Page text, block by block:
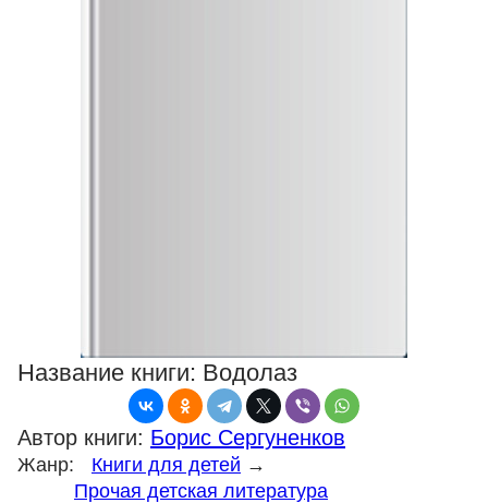
Название книги: Водолаз
Автор книги: Борис Сергуненков
Жанр: Книги для детей →
Прочая детская литература